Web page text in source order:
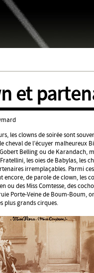
et
les clowns de soirée sont
cheval de l’écuyer malheureux
Belling ou de Karandach,
les oies de Babylas, les
irremplaçables. Parmi
encore, de parole de clown, les
ou des Miss Comtesse, des
Porte-Veine de Boum-Boum,
plus grands cirques.